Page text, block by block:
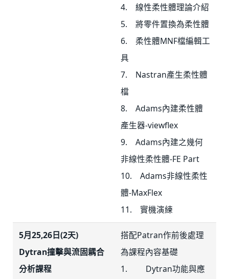
4. 線性柔性體理論介紹
5. 將零件置換為柔性體
6. 柔性體MNF檔編輯工
具
7. Nastran產生柔性體
檔
8. Adams內建柔性體
產生器-viewflex
9. Adams內建之幾何
非線性柔性體-FE Part
10. Adams非線性柔性
體-MaxFlex
11. 實機演練
5月25,26日(2天)
Dytran撞擊與流固耦合
分析課程
搭配Patran作前後處理
為課程內容基礎
1. Dytran功能與應